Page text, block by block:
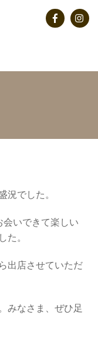
Facebook
況でした。
会いできて楽しい
た。
出店させていただ
みなさま、ぜひ足